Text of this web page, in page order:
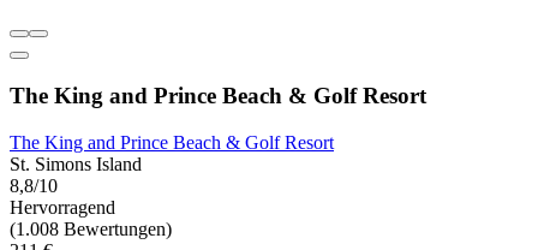
The King and Prince Beach & Golf Resort
The King and Prince Beach & Golf Resort
St. Simons Island
8,8/10
Hervorragend
(1.008 Bewertungen)